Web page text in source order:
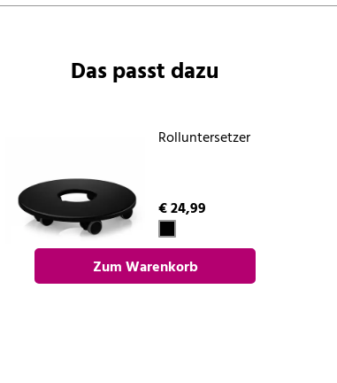
Das passt dazu
Rolluntersetzer
€ 24,99
Zum Warenkorb